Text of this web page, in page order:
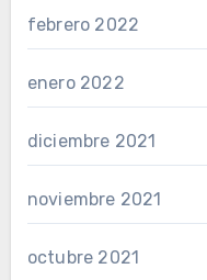
febrero 2022
enero 2022
diciembre 2021
noviembre 2021
octubre 2021